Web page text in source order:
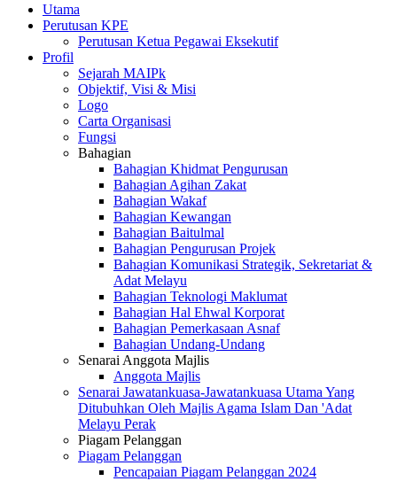
Utama
Perutusan KPE
Perutusan Ketua Pegawai Eksekutif
Profil
Sejarah MAIPk
Objektif, Visi & Misi
Logo
Carta Organisasi
Fungsi
Bahagian
Bahagian Khidmat Pengurusan
Bahagian Agihan Zakat
Bahagian Wakaf
Bahagian Kewangan
Bahagian Baitulmal
Bahagian Pengurusan Projek
Bahagian Komunikasi Strategik, Sekretariat &
Adat Melayu
Bahagian Teknologi Maklumat
Bahagian Hal Ehwal Korporat
Bahagian Pemerkasaan Asnaf
Bahagian Undang-Undang
Senarai Anggota Majlis
Anggota Majlis
Senarai Jawatankuasa-Jawatankuasa Utama Yang
Ditubuhkan Oleh Majlis Agama Islam Dan 'Adat
Melayu Perak
Piagam Pelanggan
Piagam Pelanggan
Pencapaian Piagam Pelanggan 2024